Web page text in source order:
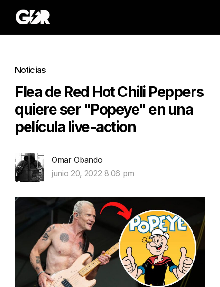
Noticias
Flea de Red Hot Chili Peppers
quiere ser "Popeye" en una
película live-action
Omar Obando
junio 20, 2022 8:06 pm